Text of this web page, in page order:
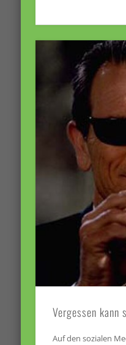
Vergessen kann
Auf den sozialen